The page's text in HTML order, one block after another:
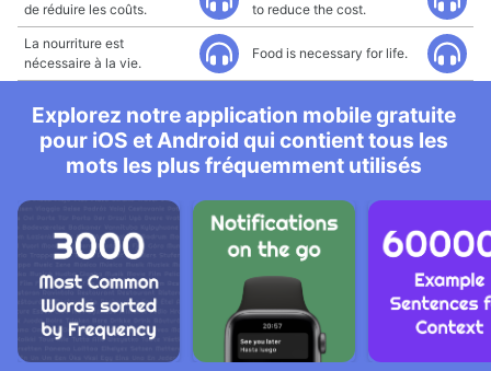
de réduire les coûts.
to reduce the cost.
La nourriture est
nécessaire à la vie.
Food is necessary for life.
Explorez notre application mobile gratuite
pour iOS et Android qui contient tous les
mots les plus fréquemment utilisés